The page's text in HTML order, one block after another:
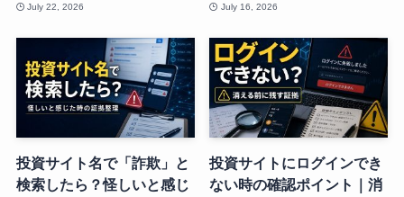
July 22, 2026 July 16, 2026
投資サイト名で「詐欺」と
検索したら？怪しいと感じ
投資サイトにログインでき
ない時の確認ポイント｜消